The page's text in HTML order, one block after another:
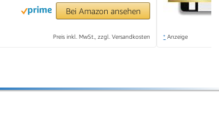
Bei Amazon ansehen
Preis inkl. MwSt., zzgl. Versandkosten * Anzeige